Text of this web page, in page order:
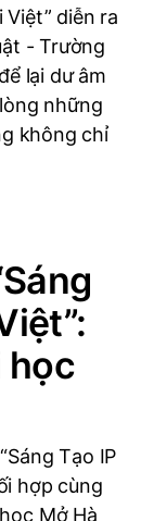
Việt” diễn ra
- Trường
lại dư âm
những
không chỉ
học
Tạo IP
hợp cùng
Mở Hà